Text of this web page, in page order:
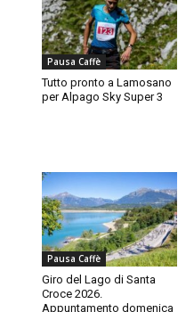
Pausa Caffè
Tutto pronto a Lamosano
per Alpago Sky Super 3
Pausa Caffè
Giro del Lago di Santa
Croce 2026.
Appuntamento domenica